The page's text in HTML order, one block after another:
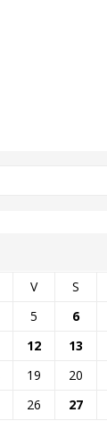
V S
5 6
12 13
19 20
26 27